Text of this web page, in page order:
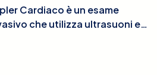
Cardiaco è un esame
che utilizza ultrasuoni e
visualizzare in tempo reale le